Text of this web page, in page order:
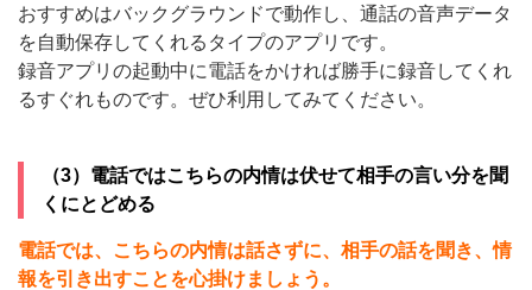
おすすめはバックグラウンドで動作し、通話の音声データ
を自動保存してくれるタイプのアプリです。
録音アプリの起動中に電話をかければ勝手に録音してくれ
るすぐれものです。ぜひ利用してみてください。
（3）電話ではこちらの内情は伏せて相手の言い分を聞
くにとどめる
電話では、こちらの内情は話さずに、相手の話を聞き、情
報を引き出すことを心掛けましょう。